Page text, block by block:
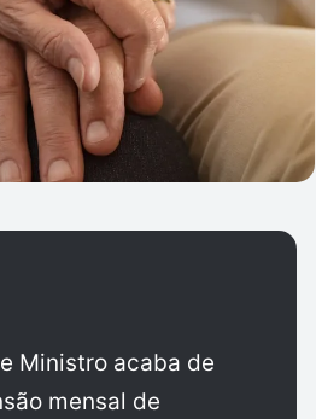
Ministro acaba de
mensal de